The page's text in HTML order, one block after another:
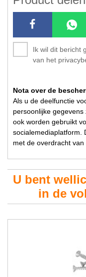
Ik wil dit bericht
van het
Nota over de
Als u de deelfunctie
persoonlijke
ook worden gebruikt
socialemediaplatform.
met de overdracht
U bent
in de